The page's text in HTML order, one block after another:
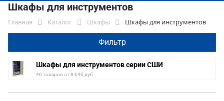
Шкафы для инструментов
Главная Каталог Шкафы Шкафы для инструментов
Фильтр
Шкафы для инструментов серии СШИ
46 товаров от 8 640 руб.